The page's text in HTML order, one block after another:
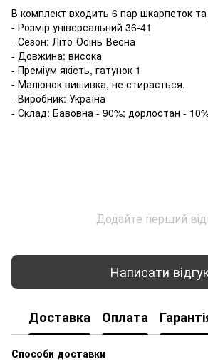
В комплект входить 6 пар шкарпеток та
- Розмір універсальний 36-41
- Сезон: Літо-Осінь-Весна
- Довжина: висока
- Преміум якість, гатунок 1
- Малюнок вишивка, не стирається.
- Виробник: Україна
- Склад: Бавовна - 90%; дорлостан -
Додайте перший
Написати
Доставка Оплата
Способи доставки